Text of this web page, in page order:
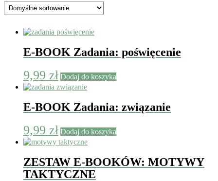
E-BOOK Zadania: poświęcenie
9,99 zł Dodaj do koszyka
E-BOOK Zadania: związanie
9,99 zł Dodaj do koszyka
ZESTAW E-BOOKÓW: MOTYWY
TAKTYCZNE